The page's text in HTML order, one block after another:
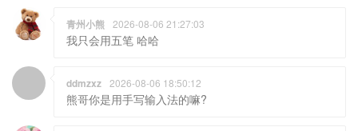
青州小熊 2026-08-06 21:27:03
我只会用五笔 哈哈
ddmzxz 2026-08-06 18:50:12
熊哥你是用手写输入法的嘛?